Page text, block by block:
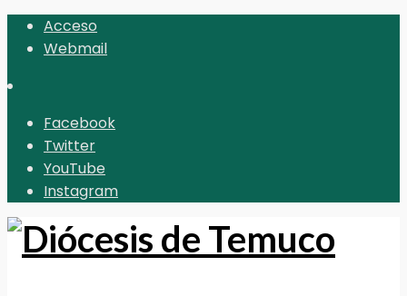
Acceso
Webmail
Facebook
Twitter
YouTube
Instagram